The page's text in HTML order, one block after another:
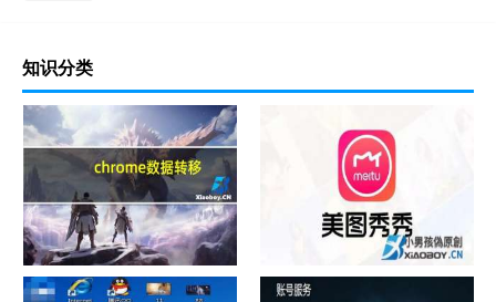
知识分类
chrome数据转移 怎样给照片换背景